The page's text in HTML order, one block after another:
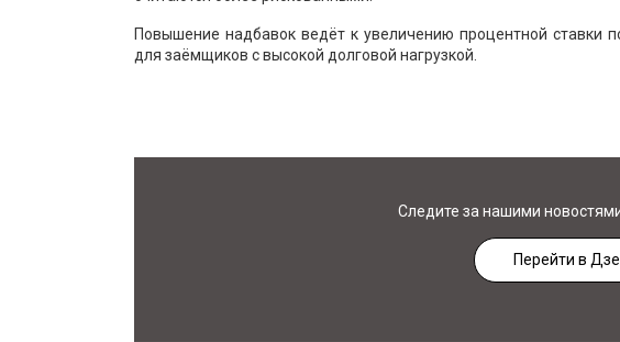
Повышение надбавок ведёт к увеличению процентной ставки
для заёмщиков с высокой долговой нагрузкой.
Следите за нашими
Перейти в